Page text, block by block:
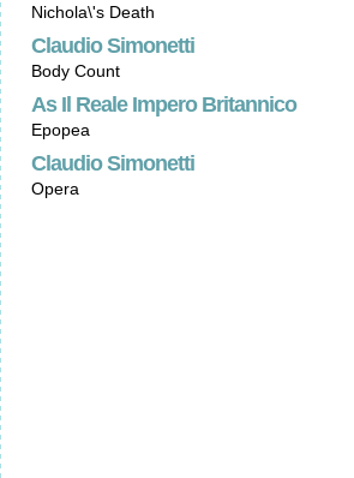
Nichola\'s Death
Claudio Simonetti
Body Count
As Il Reale Impero Britannico
Epopea
Claudio Simonetti
Opera